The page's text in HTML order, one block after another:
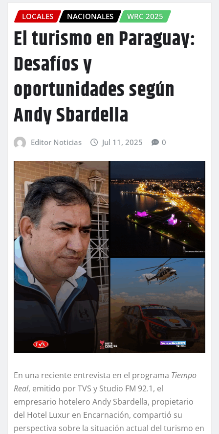
LOCALES NACIONALES WRC 2025
El turismo en Paraguay:
Desafíos y
oportunidades según
Andy Sbardella
Editor Noticias Jul 11, 2025 0
En una reciente entrevista en el programa Tiempo
Real, emitido por TVS y Studio FM 92.1, el
empresario hotelero Andy Sbardella, propietario
del Hotel Luxur en Encarnación, compartió su
perspectiva sobre la situación actual del turismo en